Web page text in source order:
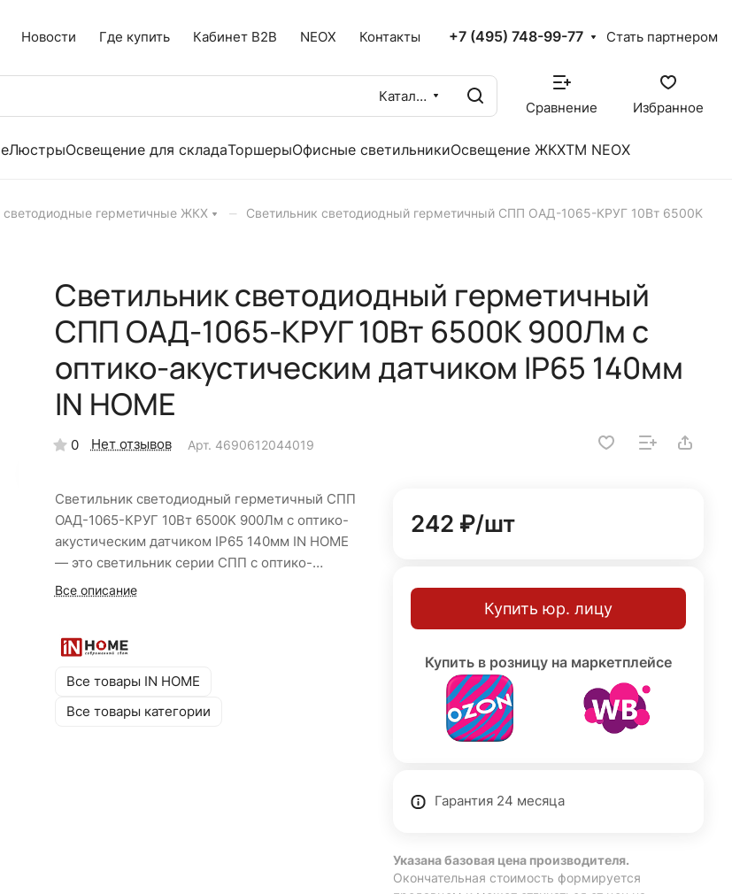
Новости Где купить Кабинет B2B NEOX Контакты +7 (495) 748-99-77 Стать партнером
Каталог
Сравнение Избранное
ЛюстрыОсвещение для складаТоршерыОфисные светильникиОсвещение ЖКХTM NEOX
светодиодные герметичные ЖКХ –
Светильник светодиодный герметичный СПП ОAД-1065-КРУГ 10Вт 6500K
Светильник светодиодный герметичный
СПП ОAД-1065-КРУГ 10Вт 6500K 900Лм с
оптико-акустическим датчиком IP65 140мм
IN HOME
0 Нет отзывов Арт. 4690612044019
Светильник светодиодный герметичный СПП
ОАД-1065-КРУГ 10Вт 6500K 900Лм с оптико-
акустическим датчиком IP65 140мм IN HOME
— это светильник серии СПП с оптико-
акустическим датчиком, предназначенный для
повышенным содержанием пыли и влаги.
рассеивателем обеспечивает мягкое,
комфортное освещение без слепящего
Все описание
Все товары IN HOME
Все товары категории
242 ₽/шт
Купить юр. лицу
Купить в розницу на маркетплейсе
Гарантия 24 месяца
Указана базовая цена производителя.
Окончательная стоимость формируется